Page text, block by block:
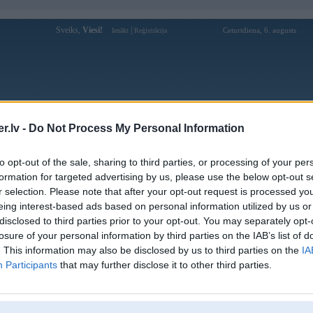
- Do Not Process My Personal Information
opt-out of the sale, sharing to third parties, or processing of your
for targeted advertising by us, please use the below opt-out
selection. Please note that after your opt-out request is processed
interest-based ads based on personal information utilized by us
to third parties prior to your opt-out. You may separately
of your personal information by third parties on the IAB’s list of
This information may also be disclosed by us to third parties on the
Participants that may further disclose it to other third parties.
Sveiks, Viesi! Ienākt Reģistrācija Ceturtdiena, 6. augusts
Forums Galerijas Reģistrācija Lietotāji
Lietotāja bet888tech profils
Lietotājvārds:
bet888tech
Ziņojumi forumā:
0
Pēdējie ziņojumi forumā